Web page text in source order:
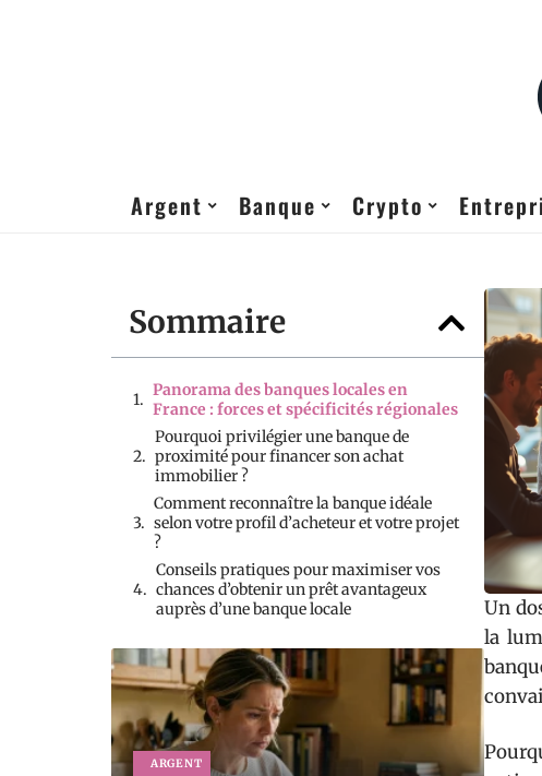
Argent Banque Crypto
Sommaire
Panorama des banques locales en
France : forces et spécificités régionales
Pourquoi privilégier une banque de
proximité pour financer son achat
immobilier ?
Comment reconnaître la banque idéale
selon votre profil d’acheteur et votre projet
?
Conseils pratiques pour maximiser vos
chances d’obtenir un prêt avantageux
auprès d’une banque locale
ARGENT
Un
la